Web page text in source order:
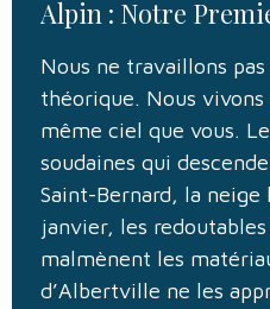
Alpin : Notre
Nous ne travaillons
théorique. Nous
même ciel que vous.
soudaines qui
Saint-Bernard, la
janvier, les
malmènent les
d’Albertville ne les